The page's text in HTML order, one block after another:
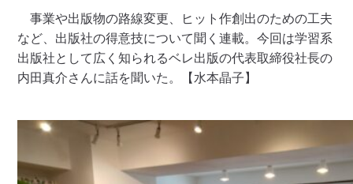
事業や出版物の路線変更、ヒット作創出のための工夫
など、出版社の得意技について聞く連載。今回は学習系
出版社として広く知られるベレ出版の代表取締役社長の
内田真介さんに話を聞いた。【水本晶子】